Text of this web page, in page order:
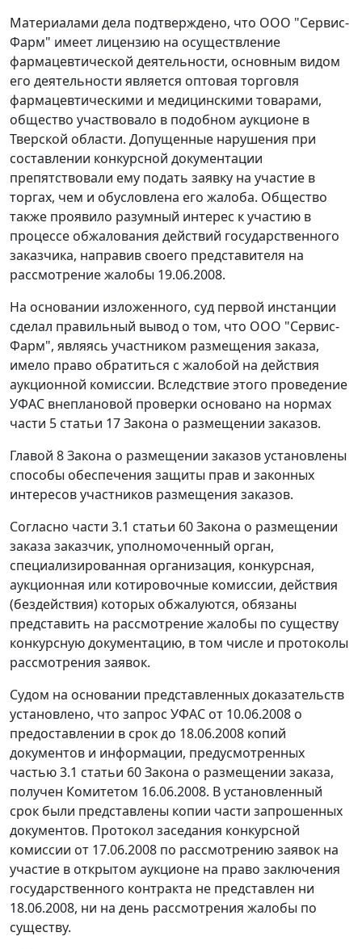
Материалами дела подтверждено, что ООО "Сервис-
Фарм" имеет лицензию на осуществление
фармацевтической деятельности, основным видом
его деятельности является оптовая торговля
фармацевтическими и медицинскими товарами,
общество участвовало в подобном аукционе в
Тверской области. Допущенные нарушения при
составлении конкурсной документации
препятствовали ему подать заявку на участие в
торгах, чем и обусловлена его жалоба. Общество
также проявило разумный интерес к участию в
процессе обжалования действий государственного
заказчика, направив своего представителя на
рассмотрение жалобы 19.06.2008.
На основании изложенного, суд первой инстанции
сделал правильный вывод о том, что ООО "Сервис-
Фарм", являясь участником размещения заказа,
имело право обратиться с жалобой на действия
аукционной комиссии. Вследствие этого проведение
УФАС внеплановой проверки основано на нормах
части 5 статьи 17 Закона о размещении заказов.
Главой 8 Закона о размещении заказов установлены
способы обеспечения защиты прав и законных
интересов участников размещения заказов.
Согласно части 3.1 статьи 60 Закона о размещении
заказа заказчик, уполномоченный орган,
специализированная организация, конкурсная,
аукционная или котировочные комиссии, действия
(бездействия) которых обжалуются, обязаны
представить на рассмотрение жалобы по существу
конкурсную документацию, в том числе и протоколы
рассмотрения заявок.
Судом на основании представленных доказательств
установлено, что запрос УФАС от 10.06.2008 о
предоставлении в срок до 18.06.2008 копий
документов и информации, предусмотренных
частью 3.1 статьи 60 Закона о размещении заказа,
получен Комитетом 16.06.2008. В установленный
срок были представлены копии части запрошенных
документов. Протокол заседания конкурсной
комиссии от 17.06.2008 по рассмотрению заявок на
участие в открытом аукционе на право заключения
государственного контракта не представлен ни
18.06.2008, ни на день рассмотрения жалобы по
существу.